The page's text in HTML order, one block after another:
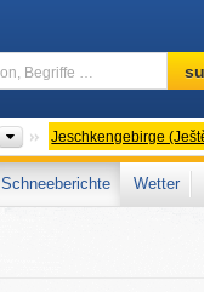
…
Übergeordnete Gebirge
Jeschkengebirge
Schneeberichte Wetter